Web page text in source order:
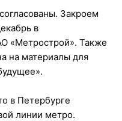
Закроем
в
«Метрострой». Также
на материалы для
в Петербурге
линии метро.